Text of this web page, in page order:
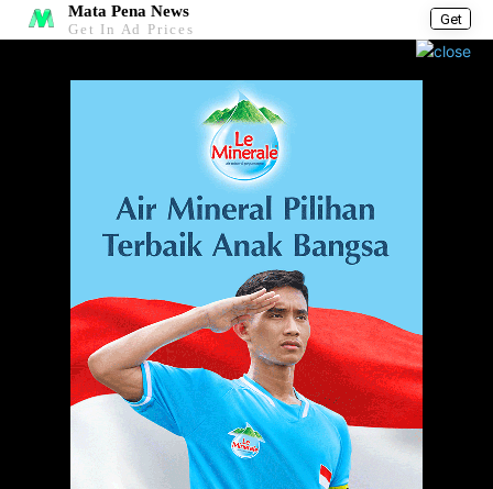
Get
Mata Pena News
Get In Ad Prices